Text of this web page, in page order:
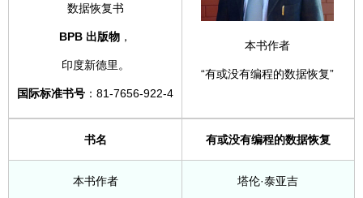
数据恢复书
BPB 出版物 ，
印度新德里。
国际标准书号 ：81-7656-922-4
本书作者
“有或没有编程的数据恢复”
书名 有或没有编程的数据恢复
本书作者 塔伦·泰亚吉